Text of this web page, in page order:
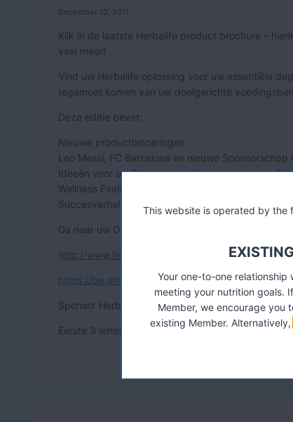
December 13, 2011
Kijk in de laatste Herbalife product brochure –
veel meer!
Vind uw Herbalife oplossing voor uw essentiële
tegemoet komen van uw doelgerichte
Deze editie bevat:
Nieuwe productlanceringen
Leo Messi, FC Barcelona en nieuwe Sponsorschap
Ideeën voor uw 5 kleine maaltijden plan en een F1
Wellness Evaluatie
Succesverhalen
Ga naar uw Onafhankelijk Herbalife Distributeur
http://www.herbalifeproductbrochure.com/be/nl/
https://be.onlinecontract.myherbalife.com/
Sponsor Herbalife ID Nummer: 07139008
Eerste 3 letters van Achternaam Sponsor: woo
This website is operated by the
Your one-to-one
meeting your nutrition goals.
Member, we encourage you
existing Member. Alternatively,